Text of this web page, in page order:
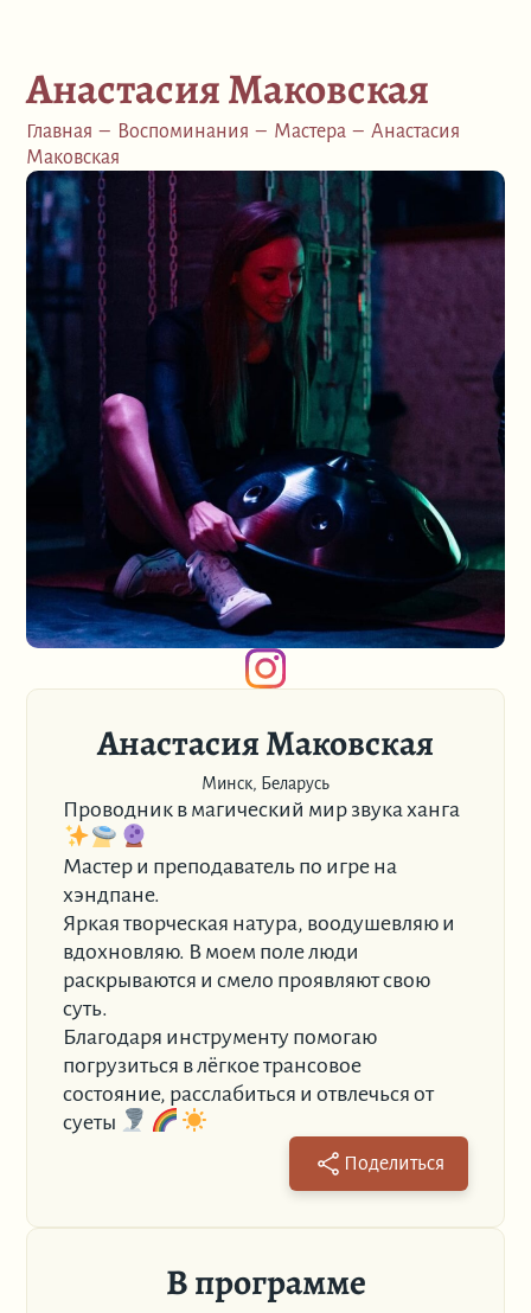
Анастасия Маковская
Главная – Воспоминания – Мастера –Анастасия
Маковская
Анастасия Маковская
Минск, Беларусь
Проводник в магический мир звука ханга
Мастер и преподаватель по игре на
хэндпане.
Яркая творческая натура, воодушевляю и
вдохновляю. В моем поле люди
раскрываются и смело проявляют свою
суть.
Благодаря инструменту помогаю
погрузиться в лёгкое трансовое
состояние, расслабиться и отвлечься от
суеты
Поделиться
В программе